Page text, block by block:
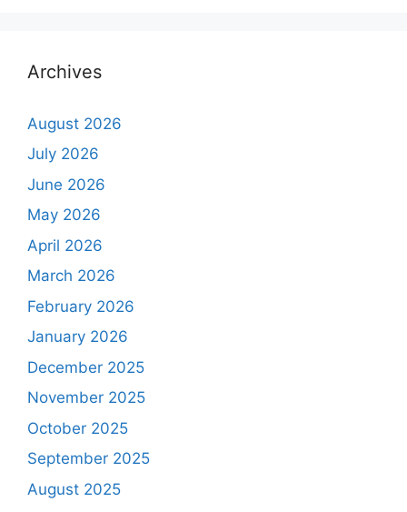
Archives
August 2026
July 2026
June 2026
May 2026
April 2026
March 2026
February 2026
January 2026
December 2025
November 2025
October 2025
September 2025
August 2025